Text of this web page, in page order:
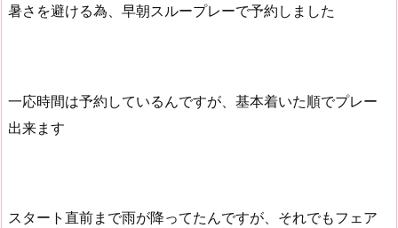
暑さを避ける為、早朝スループレーで予約しました
一応時間は予約しているんですが、基本着いた順でプレー
出来ます
スタート直前まで雨が降ってたんですが、それでもフェア